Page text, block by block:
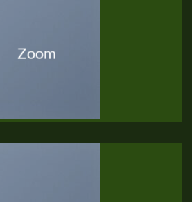
Zoom